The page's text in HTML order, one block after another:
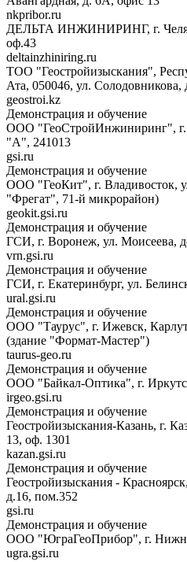
nkpribor.ru
ДЕЛЬТА ИНЖИНИРИНГ, г.
оф.43
deltainzhiniring.ru
ТОО "Геостройизыскания",
Ата, 050046, ул.
geostroi.kz
Демонстрация и обучение
ООО "ГеоСтройИнжиниринг", г.
"А", 241013
gsi.ru
Демонстрация и обучение
ООО "ГеоКит", г. Владивосток,
"Фрегат", 71-й микрорайон)
geokit.gsi.ru
Демонстрация и обучение
ГСИ, г. Воронеж, ул. Моисеева,
vrn.gsi.ru
Демонстрация и обучение
ГСИ, г. Екатеринбург, ул.
ural.gsi.ru
Демонстрация и обучение
ООО "Таурус", г. Ижевск,
(здание "Формат-Мастер")
taurus-geo.ru
Демонстрация и обучение
ООО "Байкал-Оптика", г.
irgeo.gsi.ru
Демонстрация и обучение
Геостройизыскания-Казань, г.
13, оф. 1301
kazan.gsi.ru
Демонстрация и обучение
Геостройизыскания -
д.16, пом.352
gsi.ru
Демонстрация и обучение
ООО "ЮграГеоПрибор", г.
ugra.gsi.ru